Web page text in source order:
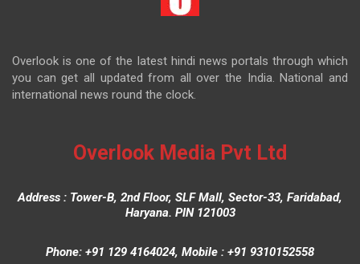
Overlook is one of the latest hindi news portals through which
you can get all updated from all over the India. National and
international news round the clock.
Overlook Media Pvt Ltd
Address : Tower-B, 2nd Floor, SLF Mall, Sector-33, Faridabad,
Haryana. PIN 121003
Phone: +91 129 4164024, Mobile : +91 9310152558